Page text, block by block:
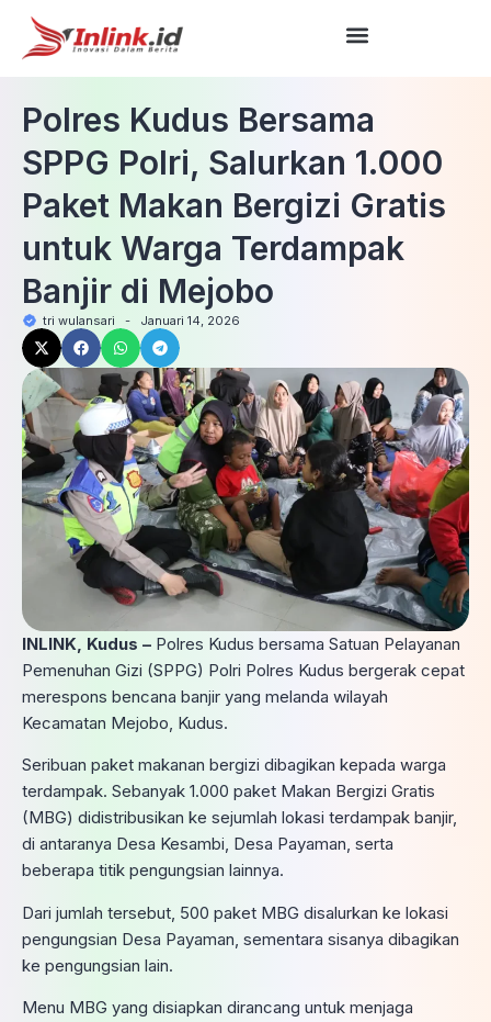
Polres Kudus Bersama
SPPG Polri, Salurkan 1.000
Paket Makan Bergizi Gratis
untuk Warga Terdampak
Banjir di Mejobo
tri wulansari - Januari 14, 2026
INLINK, Kudus – Polres Kudus bersama Satuan Pelayanan
Pemenuhan Gizi (SPPG) Polri Polres Kudus bergerak cepat
merespons bencana banjir yang melanda wilayah
Kecamatan Mejobo, Kudus.
Seribuan paket makanan bergizi dibagikan kepada warga
terdampak. Sebanyak 1.000 paket Makan Bergizi Gratis
(MBG) didistribusikan ke sejumlah lokasi terdampak banjir,
di antaranya Desa Kesambi, Desa Payaman, serta
beberapa titik pengungsian lainnya.
Dari jumlah tersebut, 500 paket MBG disalurkan ke lokasi
pengungsian Desa Payaman, sementara sisanya dibagikan
ke pengungsian lain.
Menu MBG yang disiapkan dirancang untuk menjaga